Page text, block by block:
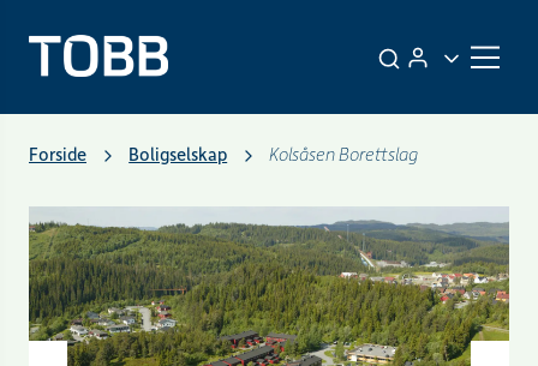
Forside Boligselskap Kolsåsen Borettslag